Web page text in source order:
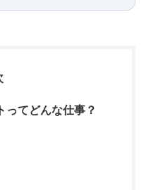
ってどんな仕事？